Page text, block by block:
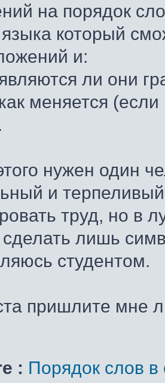
на порядок
который
и:
ли они
меняется
нужен один
и
труд, но в
сделать лишь
студентом.
пришлите мне
: Порядок слов в